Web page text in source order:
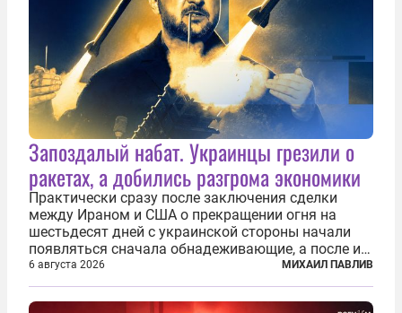
Запоздалый набат. Украинцы грезили о
ракетах, а добились разгрома экономики
Практически сразу после заключения сделки
между Ираном и США о прекращении огня на
шестьдесят дней с украинской стороны начали
появляться сначала обнадеживающие, а после и
вовсе бравурные заявления про некий «перелом»
в войне. Вероятно, в сознании первых лиц
киевского режима и стоящих за ними...
6 августа 2026 МИХАИЛ ПАВЛИВ